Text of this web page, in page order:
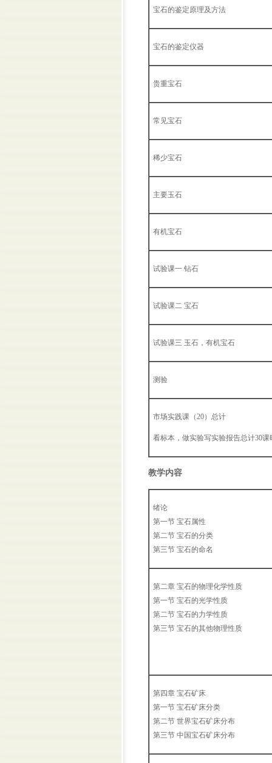
宝石的鉴定原理及方法
宝石的鉴定仪器
贵重宝石
常见宝石
稀少宝石
主要玉石
有机宝石
试验课一 钻石
试验课二 宝石
试验课三 玉石，有机宝石
测验
市场实践课（20）总计
看标本，做实验写实验报告总计30课
教学内容
绪论
第一节 宝石属性
第二节 宝石的分类
第三节 宝石的命名
第二章 宝石的物理化学性质
第一节 宝石的光学性质
第二节 宝石的力学性质
第三节 宝石的其他物理性质
第四章 宝石矿床
第一节 宝石矿床分类
第二节 世界宝石矿床分布
第三节 中国宝石矿床分布